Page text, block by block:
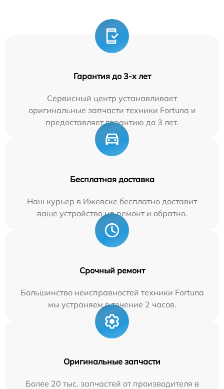
Гарантия до 3-х лет
Сервисный центр устанавливает
оригинальные запчасти техники Fortuna и
предоставляет гарантию до 3 лет.
Бесплатная доставка
Наш курьер в Ижевске бесплатно доставит
ваше устройство на ремонт и обратно.
Срочный ремонт
Большинство неисправностей техники Fortuna
мы устраняем в течение 2 часов.
Оригинальные запчасти
Более 20 тыс. запчастей от производителя в